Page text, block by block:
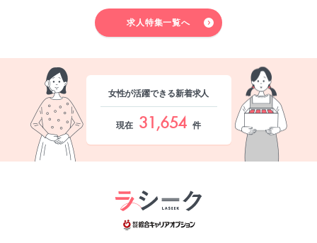
求人特集一覧へ
女性が活躍できる新着求人
現在 31,654 件